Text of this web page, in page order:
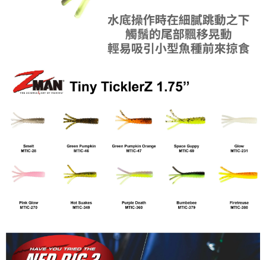
４．使用「AFTEE先享後付」時，將依據個別帳號之用戶狀況，依本公司即
時審查核予不同之上限額度；若仍有額度不足之情形，本公司將視審查結果
５．嚴禁一人註冊多個帳號或使用他人資訊註冊。若發現惡意使用之情形，
恩沛科技股份有限公司將有權停止該用戶之使用額度並採取法律行動。
貨到付款（門市自取請勿下單，請聯繫客服）
每筆NT$200，滿NT$3,000(含以上)免運費
國家/地區配送(**下單前請私訊客服確認實際運費(運費另
查看運費